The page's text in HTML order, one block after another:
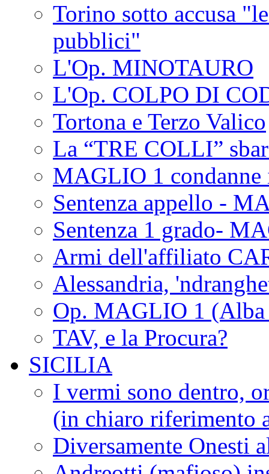
Torino sotto accusa
pubblici"
L'Op. MINOTAURO
L'Op. COLPO DI
Tortona e Terzo Valico
La “TRE COLLI”
MAGLIO 1 condanne
Sentenza appello -
Sentenza 1 grado-
Armi dell'affiliato
Alessandria,
Op. MAGLIO 1 (Alba
TAV, e la Procura?
SICILIA
I vermi sono dentro,
(in chiaro riferimento
Diversamente Onesti